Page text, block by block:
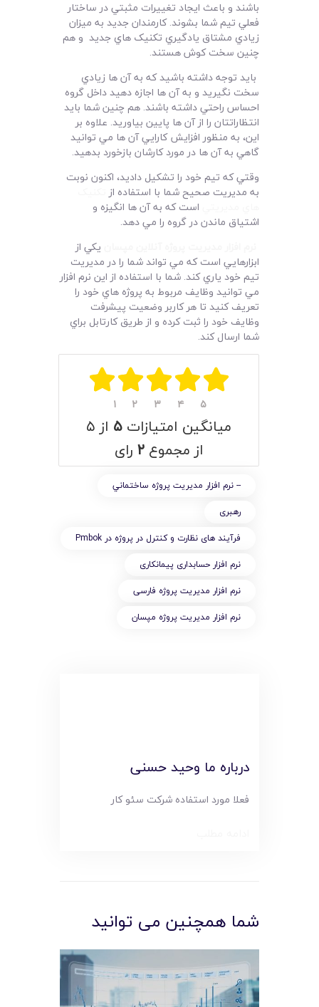
باشند و باعث ايجاد تغييرات مثبتي در ساختار
فعلي تيم شما بشوند. کارمندان جديد به ميزان
زيادي مشتاق يادگيري تکنيک هاي جديد و هم
چنين سخت کوش هستند.
بايد توجه داشته باشيد که به آن ها زيادي
سخت نگيريد و به آن ها اجازه دهيد داخل گروه
احساس راحتي داشته باشند. هم چنين شما بايد
انتظاراتتان را از آن ها پايين بياوريد. علاوه بر
اين، به منظور افزايش کارايي آن ها مي توانيد
گاهي به آن ها در مورد کارشان بازخورد بدهيد.
وقتي که تيم خود را تشکيل داديد، اکنون نوبت
به مديريت صحيح شما با استفاده از
است که به آن ها انگيزه و
اشتياق ماندن در گروه را مي دهد.
يکي از
ابزارهايي است که مي تواند شما را در مديريت
تيم خود ياري کند. شما با استفاده از اين نرم افزار
مي توانيد وظايف مربوط به پروژه هاي خود را
تعريف کنيد تا هر کاربر وضعيت پيشرفت
وظايف خود را ثبت کرده و از طريق کارتابل براي
شما ارسال کند.
۱ ۲ ۳ ۴ ۵
میانگین امتیازات ۵ از ۵
از مجموع۲ رای
-- نرم افزار مديريت پروژه ساختماني
رهبری
فرآیند های نظارت و کنترل در پروژه در Pmbok
نرم افزار حسابداری پیمانکاری
نرم افزار مدیریت پروژه فارسی
نرم افزار مدیریت پروژه مپسان
درباره ما وحید حسنی
فعلا مورد استفاده شرکت سئو کار
شما همچنین می توانید